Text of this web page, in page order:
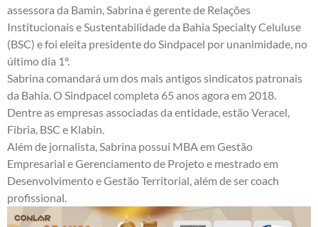
assessora da Bamin, Sabrina é gerente de Relações
Institucionais e Sustentabilidade da Bahia Specialty Celuluse
(BSC) e foi eleita presidente do Sindpacel por unanimidade, no
último dia 1º.
Sabrina comandará um dos mais antigos sindicatos patronais
da Bahia. O Sindpacel completa 65 anos agora em 2018.
Dentre as empresas associadas da entidade, estão Veracel,
Fibria, BSC e Klabin.
Além de jornalista, Sabrina possui MBA em Gestão
Empresarial e Gerenciamento de Projeto e mestrado em
Desenvolvimento e Gestão Territorial, além de ser coach
profissional.